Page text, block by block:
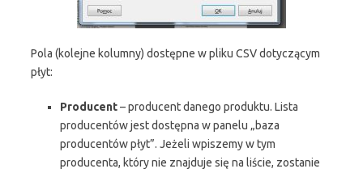
Pola (kolejne kolumny) dostępne w pliku CSV dotyczącym
płyt:
Producent– producent danego produktu. Lista
producentów jest dostępna w panelu „baza
producentów płyt”. Jeżeli wpiszemy w tym
producenta, który nie znajduje się na liście, zostanie